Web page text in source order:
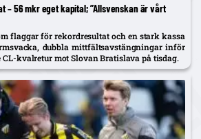
– 56 mkr eget kapital; ”Allsvenskan är vårt
flaggar för rekordresultat och en stark kassa
dubbla mittfältsavstängningar inför
kvalretur mot Slovan Bratislava på tisdag.